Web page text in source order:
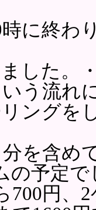
に終わ
した。
う流れ
ングを
を含め
の予定
700円、